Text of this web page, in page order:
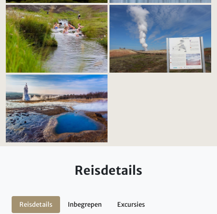
Reisdetails
Reisdetails Inbegrepen Excursies